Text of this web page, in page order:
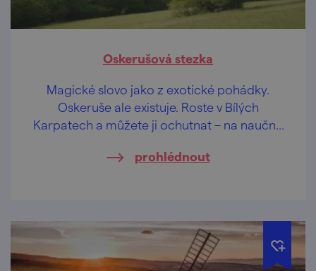
Oskerušová stezka
Magické slovo jako z exotické pohádky.
Oskeruše ale existuje. Roste v Bílých
Karpatech a můžete ji ochutnat – na naučné
prohlédnout